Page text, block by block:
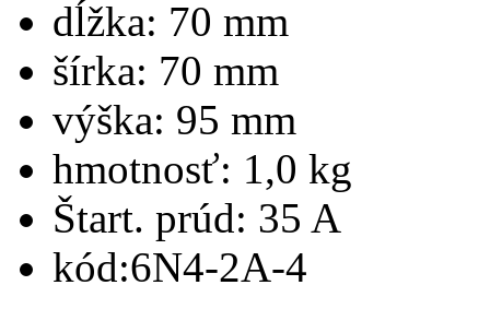
dĺžka: 70 mm
šírka: 70 mm
výška: 95 mm
hmotnosť: 1,0 kg
Štart. prúd: 35 A
kód:6N4-2A-4